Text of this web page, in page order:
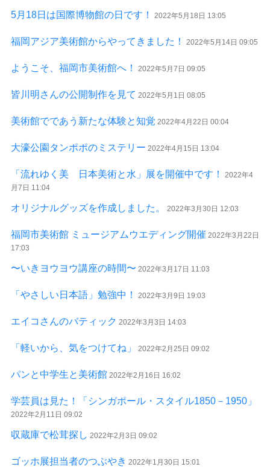
5月18日は国際博物館の日です！ 2022年5月18日 13:05
福岡アジア美術館からやってきました！ 2022年5月14日 09:05
ようこそ、福岡市美術館へ！ 2022年5月7日 09:05
皆川明さんの公開制作を見て 2022年5月1日 08:05
美術館でであう新たな体験と知覚 2022年4月22日 00:04
大濠公園タンポポのミステリー 2022年4月15日 13:04
「流れゆく美 日本美術と水」展を開催中です！
2022年4
月7日 11:04
オリジナルグッズを作成しました。 2022年3月30日 12:03
福岡市美術館 ミュージアムウエディング開催 2022年3月22日
17:03
〜いきヨウヨウ講座の時間〜 2022年3月17日 11:03
「やさしい日本語」勉強中！ 2022年3月9日 19:03
エイコさんのバティック 2022年3月3日 14:03
「軽いから、気をつけてね」 2022年2月25日 09:02
パンと中学生と美術館 2022年2月16日 16:02
学芸員は見た！「シンガポール・スタイル1850－1950」
2022年2月11日 09:02
収蔵庫で松茸探し 2022年2月3日 09:02
ゴッホ展担当者のつぶやき 2022年1月30日 15:01